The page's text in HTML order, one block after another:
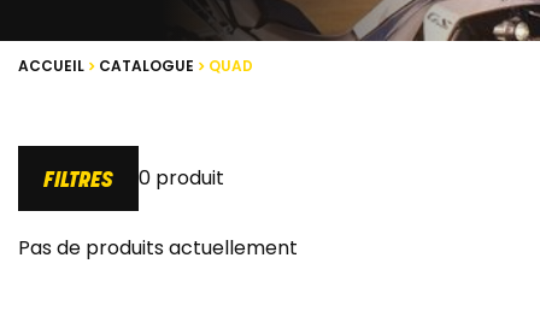
ACCUEIL CATALOGUE QUAD
FILTRES 0 produit
Pas de produits actuellement